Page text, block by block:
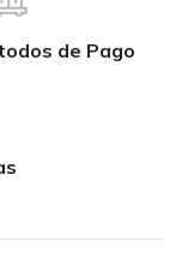
de Pago